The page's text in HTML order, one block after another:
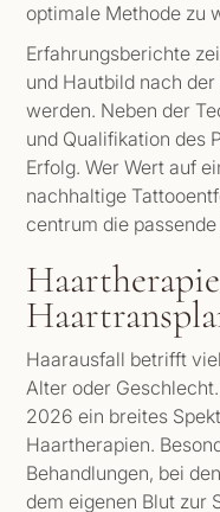
optimale Methode zu
Erfahrungsberichte
und Hautbild nach
werden. Neben der
und Qualifikation des
Erfolg. Wer Wert auf
nachhaltige
centrum die passende
Haarausfall betrifft
Alter oder
2026 ein breites
Haartherapien.
Behandlungen, bei
dem eigenen Blut zur